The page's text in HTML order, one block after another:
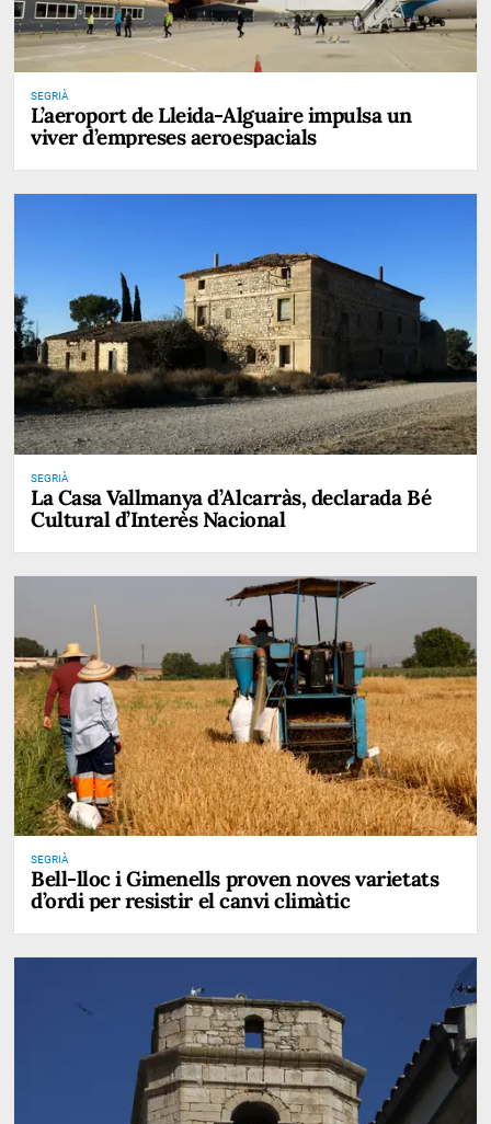
SEGRIÀ
L’aeroport de Lleida-Alguaire impulsa un
viver d’empreses aeroespacials
SEGRIÀ
La Casa Vallmanya d’Alcarràs, declarada Bé
Cultural d’Interès Nacional
SEGRIÀ
Bell-lloc i Gimenells proven noves varietats
d’ordi per resistir el canvi climàtic